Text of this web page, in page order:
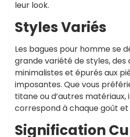
leur look.
Styles Variés
Les bagues pour homme se
grande variété de styles, des
minimalistes et épurés aux
imposantes. Que vous
titane ou d’autres matériaux,
correspond à chaque goût
Signification